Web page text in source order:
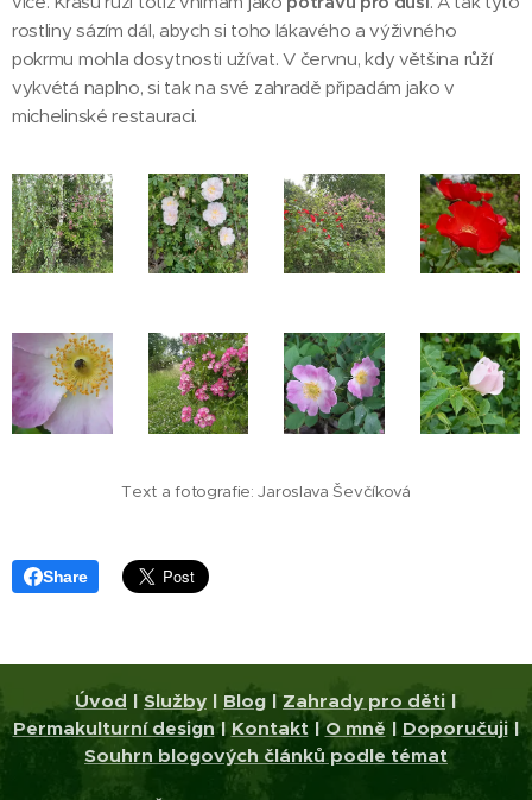
rostliny sázím dál, abych si toho lákavého a výživného
pokrmu mohla dosytnosti užívat. V červnu, kdy většina růží
vykvétá naplno, si tak na své zahradě připadám jako v
michelinské restauraci.
Text a fotografie: Jaroslava Ševčíková
Share
Úvod | Služby | Blog | Zahrady pro děti |
Permakulturní design|Kontakt|O mně | Doporučuji|
Souhrn blogových článků podle témat